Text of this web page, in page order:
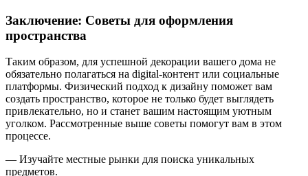
Заключение: Советы для оформления
пространства
Таким образом, для успешной декорации вашего дома не
обязательно полагаться на digital-контент или социальные
платформы. Физический подход к дизайну поможет вам
создать пространство, которое не только будет выглядеть
привлекательно, но и станет вашим настоящим уютным
уголком. Рассмотренные выше советы помогут вам в этом
процессе.
— Изучайте местные рынки для поиска уникальных
предметов.